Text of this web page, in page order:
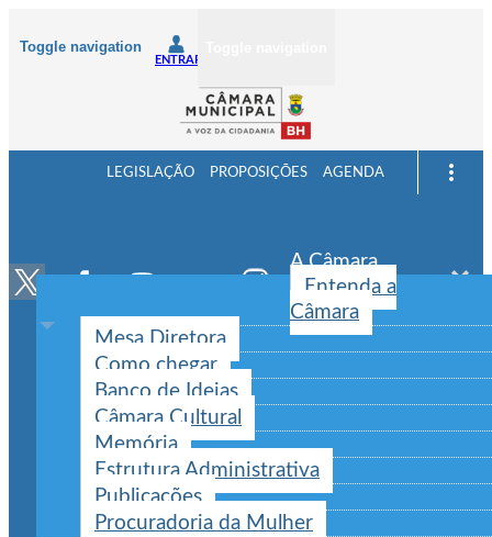
Toggle navigation
ENTRAR
LEGISLAÇÃO PROPOSIÇÕES AGENDA
A Câmara
Entenda a
Câmara
Mesa Diretora
Como chegar
Banco de Ideias
Câmara Cultural
Memória
Estrutura Administrativa
Publicações
Procuradoria da Mulher